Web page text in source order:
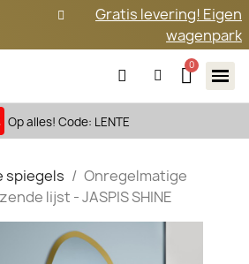
Gratis levering! Eigen
wagenpark
Op alles! Code: LENTE
spiegels
Onregelmatige
lijst - JASPIS SHINE